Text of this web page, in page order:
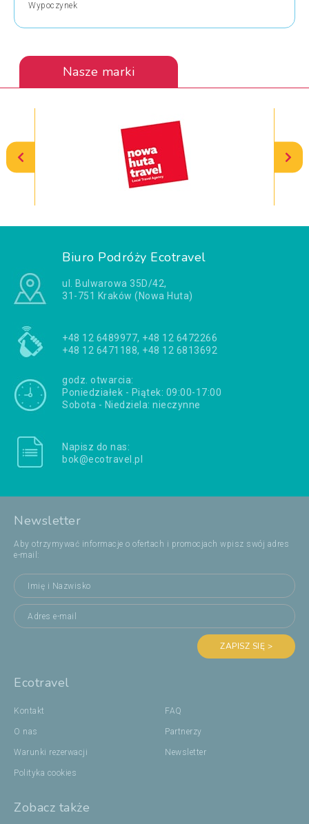
Wypoczynek
Nasze marki
Biuro Podróży Ecotravel
ul. Bulwarowa 35D/42,
31-751 Kraków (Nowa Huta)
+48 12 6489977, +48 12 6472266
+48 12 6471188, +48 12 6813692
godz. otwarcia:
Poniedziałek - Piątek: 09:00-17:00
Sobota - Niedziela: nieczynne
Napisz do nas:
bok@ecotravel.pl
Newsletter
Aby otrzymywać informacje o ofertach i promocjach wpisz swój adres
e-mail:
ZAPISZ SIĘ >
Ecotravel
Kontakt
O nas
Warunki rezerwacji
Polityka cookies
FAQ
Partnerzy
Newsletter
Zobacz także